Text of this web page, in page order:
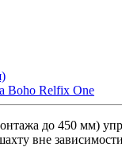
Boho Relfix One
до 450 мм)
вне